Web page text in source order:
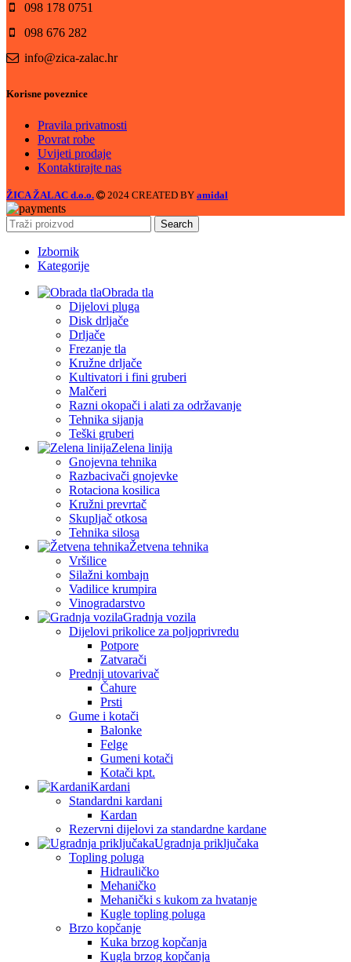
098 178 0751
098 676 282
info@zica-zalac.hr
Korisne poveznice
Pravila privatnosti
Povrat robe
Uvijeti prodaje
Kontaktirajte nas
ŽICA ŽALAC d.o.o. 2024 CREATED BY amidal
Search
Izbornik
Kategorije
Obrada tla
Dijelovi pluga
Disk drljače
Drljače
Frezanje tla
Kružne drljače
Kultivatori i fini gruberi
Malčeri
Razni okopači i alati za održavanje
Tehnika sijanja
Teški gruberi
Zelena linija
Gnojevna tehnika
Razbacivači gnojevke
Rotaciona kosilica
Kružni prevrtač
Skupljač otkosa
Tehnika silosa
Žetvena tehnika
Vršilice
Silažni kombajn
Vadilice krumpira
Vinogradarstvo
Gradnja vozila
Dijelovi prikolice za poljoprivredu
Potpore
Zatvarači
Prednji utovarivač
Čahure
Prsti
Gume i kotači
Balonke
Felge
Gumeni kotači
Kotači kpt.
Kardani
Standardni kardani
Kardan
Rezervni dijelovi za standardne kardane
Ugradnja priključaka
Topling poluga
Hidrauličko
Mehaničko
Mehanički s kukom za hvatanje
Kugle topling poluga
Brzo kopčanje
Kuka brzog kopčanja
Kugla brzog kopčanja